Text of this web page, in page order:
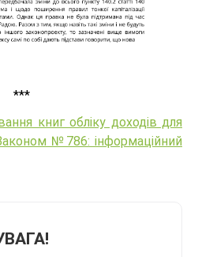
***
книг обліку доходів для
№786: інформаційний